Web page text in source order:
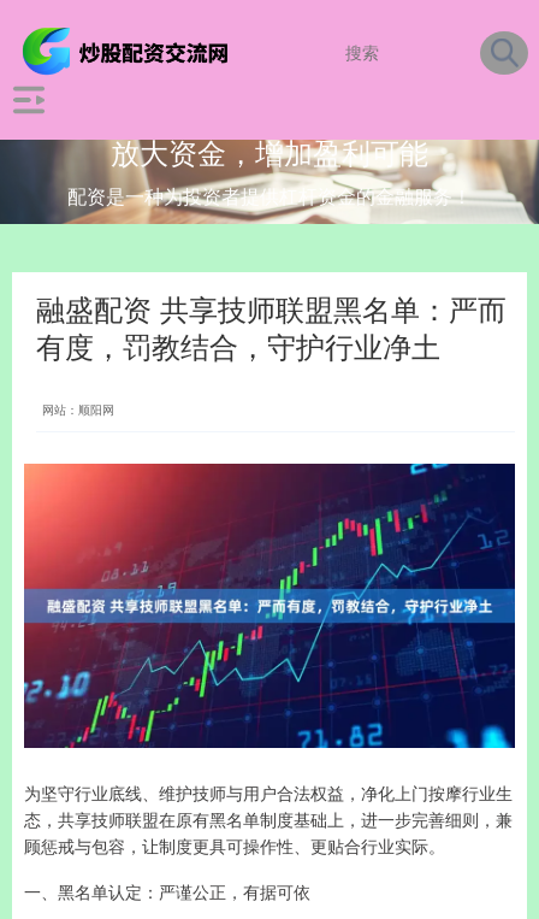
放大资金，增加盈利可能
配资是一种为投资者提供杠杆资金的金融服务！
融盛配资 共享技师联盟黑名单：严而
有度，罚教结合，守护行业净土
网站：顺阳网
为坚守行业底线、维护技师与用户合法权益，净化上门按摩行业生
态，共享技师联盟在原有黑名单制度基础上，进一步完善细则，兼
顾惩戒与包容，让制度更具可操作性、更贴合行业实际。
一、黑名单认定：严谨公正，有据可依